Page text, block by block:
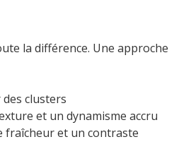
la différence. Une approche
clusters
et un dynamisme accru
fraîcheur et un contraste